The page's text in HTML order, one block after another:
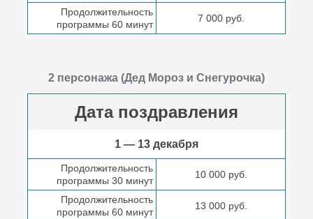
Продолжительность
программы 60 минут
7 000 руб.
2 персонажа (Дед Мороз и Снегурочка)
Дата поздравления
1 — 13 декабря
Продолжительность
программы 30 минут
10 000 руб.
Продолжительность
программы 60 минут
13 000 руб.